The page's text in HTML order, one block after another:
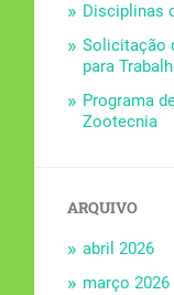
Disciplinas
Solicitação
para
Programa
Zootecnia
ARQUIVO
abril 2026
março 2026